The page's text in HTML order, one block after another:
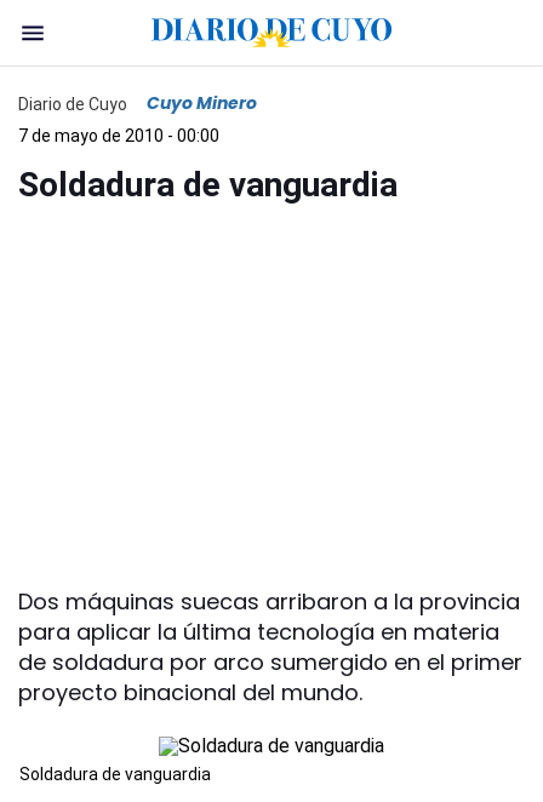
Diario de Cuyo Cuyo Minero
7 de mayo de 2010 - 00:00
Soldadura de vanguardia
Dos máquinas suecas arribaron a la provincia
para aplicar la última tecnología en materia
de soldadura por arco sumergido en el primer
proyecto binacional del mundo.
Soldadura de vanguardia